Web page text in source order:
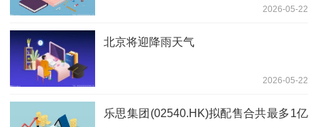
2026-05-22
北京将迎降雨天气
2026-05-22
乐思集团(02540.HK)拟配售合共最多1亿